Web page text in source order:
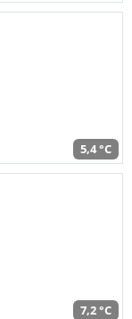
5,4 °C
7,2 °C